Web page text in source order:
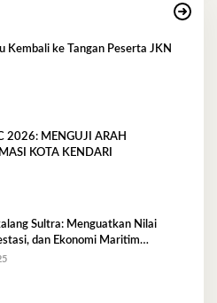
Kembali ke Tangan Peserta JKN
2026: MENGUJI ARAH
KOTA KENDARI
Sultra: Menguatkan Nilai
dan Ekonomi Maritim